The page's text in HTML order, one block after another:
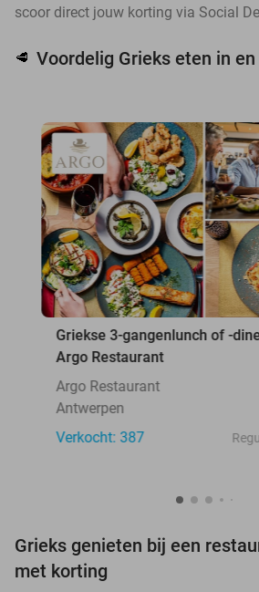
scoor direct jouw korting via Social
🥩 Voordelig Grieks eten in
Griekse 3-gangenlunch of -
Argo Restaurant
Argo Restaurant
Antwerpen
Verkocht: 387
Grieks genieten bij een
met korting